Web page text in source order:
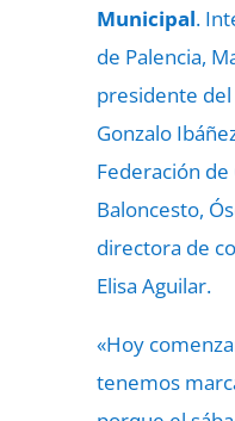
Municipal.
de Palencia,
presidente del
Gonzalo
Federación de
Baloncesto,
directora de
Elisa Aguilar.
«Hoy
tenemos